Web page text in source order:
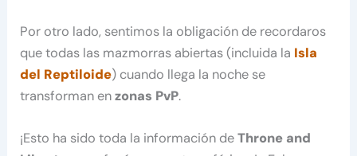
Por otro lado, sentimos la obligación de recordaros
que todas las mazmorras abiertas (incluida la Isla
del Reptiloide) cuando llega la noche se
transforman enzonas PvP.
¡Esto ha sido toda la información deThrone and